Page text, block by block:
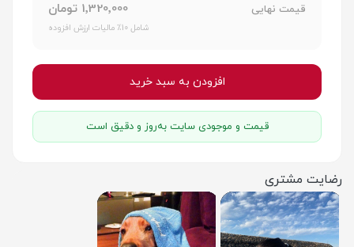
قیمت نهایی 1٬320٬000 تومان
شامل 10٪ مالیات ارزش افزوده
افزودن به سبد خرید
قیمت و موجودی سایت به‌روز و دقیق است
رضایت مشتری